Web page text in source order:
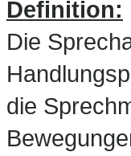
Definition:
Die
die